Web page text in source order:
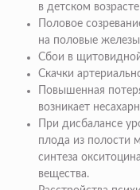
в детском
Половое
на половые
Сбои в
Скачки
Повышенная
возникает
При дисбалансе
плода из полости
синтеза
вещества.